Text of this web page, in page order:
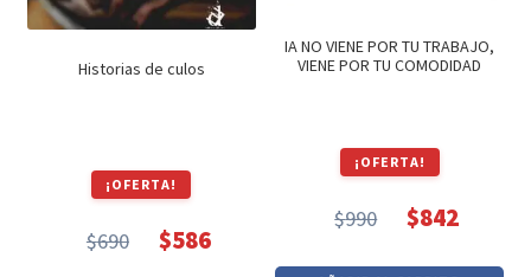
Historias de culos
¡OFERTA!
$690 $586
IA NO VIENE POR TU TRABAJO,
VIENE POR TU COMODIDAD
¡OFERTA!
$990
precio
$842
precio